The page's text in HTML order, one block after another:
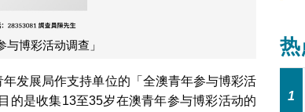
博彩活动调查」
发展局作支持单位的「全澳青年参与博彩活
的是收集13至35岁在澳青年参与博彩活动的
热
1